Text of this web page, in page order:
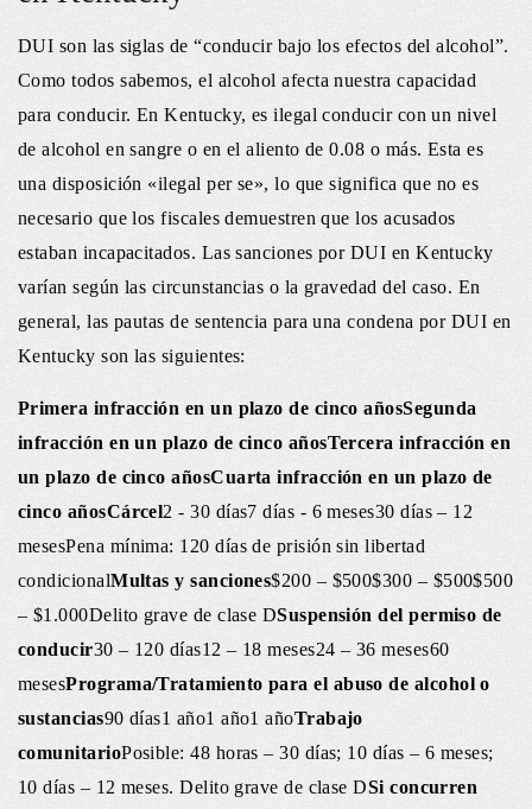
DUI son las siglas de “conducir bajo los efectos del alcohol”.
Como todos sabemos, el alcohol afecta nuestra capacidad
para conducir. En Kentucky, es ilegal conducir con un nivel
de alcohol en sangre o en el aliento de 0.08 o más. Esta es
una disposición «ilegal per se», lo que significa que no es
necesario que los fiscales demuestren que los acusados
estaban incapacitados. Las sanciones por DUI en Kentucky
varían según las circunstancias o la gravedad del caso. En
general, las pautas de sentencia para una condena por DUI en
Kentucky son las siguientes:
Primera infracción en un plazo de cinco añosSegunda
infracción en un plazo de cinco añosTercera infracción en
un plazo de cinco añosCuarta infracción en un plazo de
cinco añosCárcel2 - 30 días7 días - 6 meses30 días – 12
mesesPena mínima: 120 días de prisión sin libertad
condicionalMultas y sanciones$200 – $500$300 – $500$500
– $1.000Delito grave de clase DSuspensión del permiso de
conducir30 – 120 días12 – 18 meses24 – 36 meses60
mesesPrograma/Tratamiento para el abuso de alcohol o
sustancias90 días1 año1 año1 añoTrabajo
comunitarioPosible: 48 horas – 30 días; 10 días – 6 meses;
10 días – 12 meses. Delito grave de clase DSi concurren